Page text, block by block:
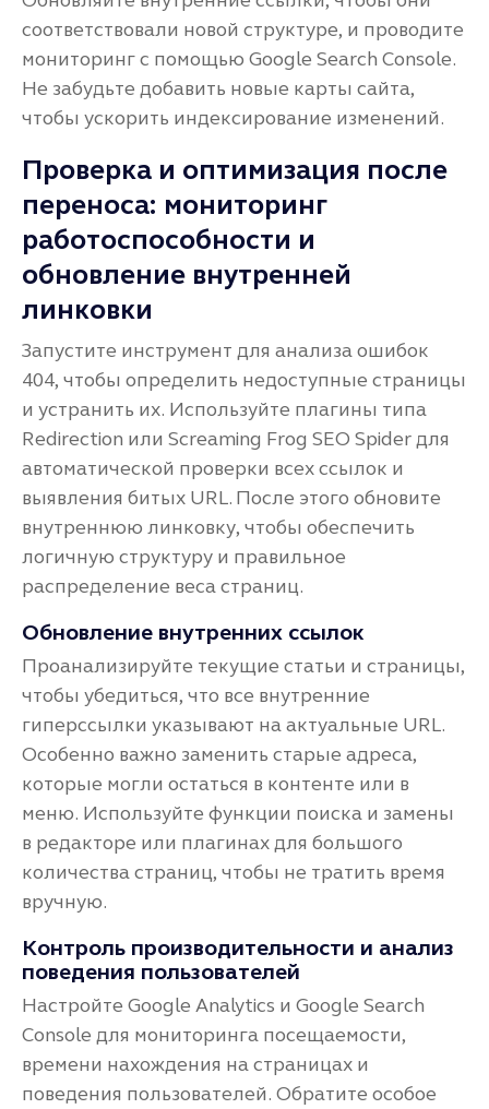
соответствовали новой структуре, и проводите
мониторинг с помощью Google Search Console.
Не забудьте добавить новые карты сайта,
чтобы ускорить индексирование изменений.
Проверка и оптимизация после
переноса: мониторинг
работоспособности и
обновление внутренней
линковки
Запустите инструмент для анализа ошибок
404, чтобы определить недоступные страницы
и устранить их. Используйте плагины типа
Redirection или Screaming Frog SEO Spider для
автоматической проверки всех ссылок и
выявления битых URL. После этого обновите
внутреннюю линковку, чтобы обеспечить
логичную структуру и правильное
распределение веса страниц.
Обновление внутренних ссылок
Проанализируйте текущие статьи и страницы,
чтобы убедиться, что все внутренние
гиперссылки указывают на актуальные URL.
Особенно важно заменить старые адреса,
которые могли остаться в контенте или в
меню. Используйте функции поиска и замены
в редакторе или плагинах для большого
количества страниц, чтобы не тратить время
вручную.
Контроль производительности и анализ
поведения пользователей
Настройте Google Analytics и Google Search
Console для мониторинга посещаемости,
времени нахождения на страницах и
поведения пользователей. Обратите особое